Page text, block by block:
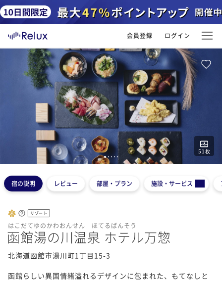
会員登録 ログイン
51 枚
12 3 4 5
宿の説明 レビュー 部屋・プラン 施設・サービス
リゾート
はこだてゆのかわおんせん ほてるばんそう
函館湯の川温泉 ホテル万惣
北海道函館市湯川町1丁目15-3
函館らしい異国情緒溢れるデザインに包まれた、もてなしと